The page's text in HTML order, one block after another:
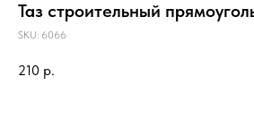
Таз строительный
SKU: 6066
210 р.